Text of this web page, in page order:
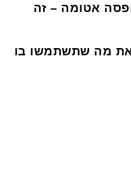
אטומה – זה
את מה שתשתמשו בו